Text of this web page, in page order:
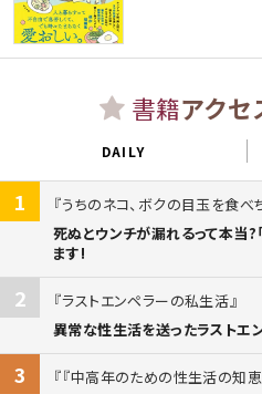
書籍アクセ
DAILY
1
うちのネコ、ボクの目玉を食べ
死ぬとウンチが漏れるって本当
ます!
2
ラストエンペラーの私生活
異常な性生活を送ったラストエ
3
『中高年のための性生活の知恵